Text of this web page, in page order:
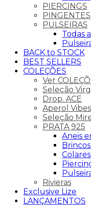
PIERCINGS
PINGENTES
PULSEIRAS
Todas
BACK to STOCK
BEST SELLERS
COLEÇÕES
Ver
Seleção
Drop. ACE
Aperol Vibes
Seleção
PRATA 925
Aneis
Rivieras
Exclusive Lize
LANÇAMENTOS